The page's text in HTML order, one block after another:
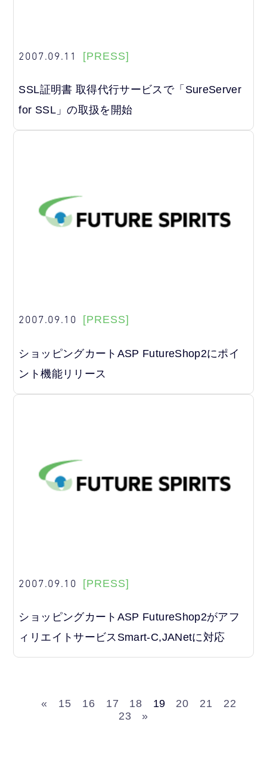
2007.09.11 [PRESS]
SSL証明書 取得代行サービスで「SureServer
for SSL」の取扱を開始
2007.09.10 [PRESS]
ショッピングカートASP FutureShop2にポイ
ント機能リリース
2007.09.10 [PRESS]
ショッピングカートASP FutureShop2がアフ
ィリエイトサービスSmart-C,JANetに対応
« 15 16 17 18 19 20 21
22
23
»